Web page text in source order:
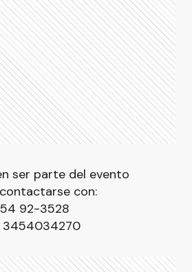
ser parte del evento
con:
92-3528
3454034270